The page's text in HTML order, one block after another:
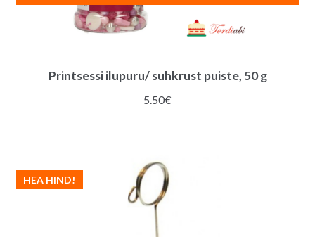
Printsessi ilupuru/ suhkrust puiste, 50 g
5.50€
HEA HIND!